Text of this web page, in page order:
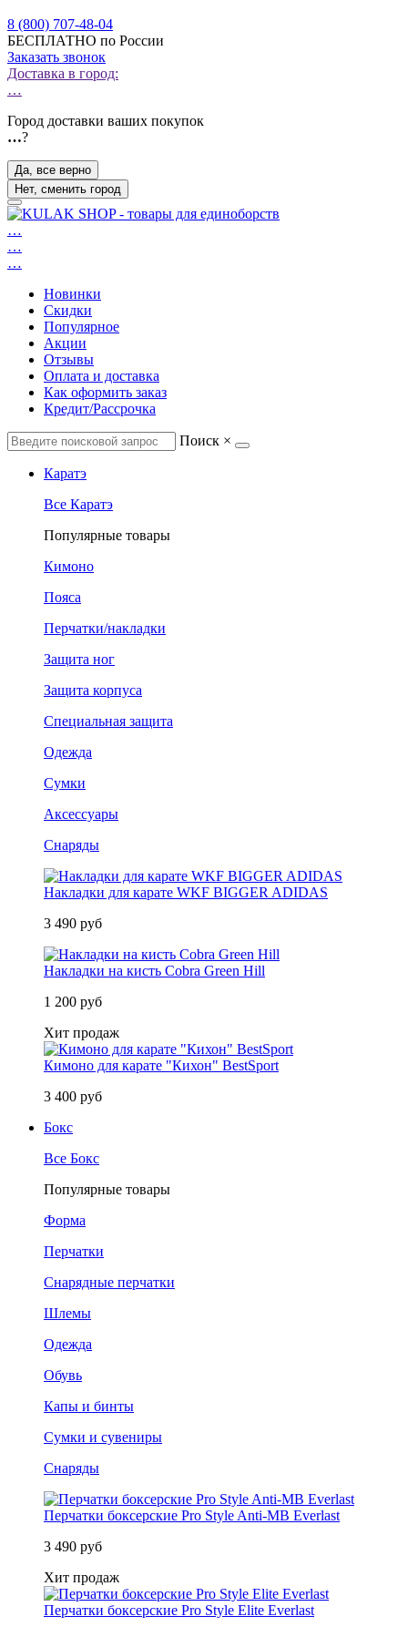
8 (800) 707-48-04
БЕСПЛАТНО по России
Заказать звонок
Доставка в город:
…
Город доставки ваших покупок
…?
Да, все верно
Нет, сменить город
…
…
…
Новинки
Скидки
Популярное
Акции
Отзывы
Оплата и доставка
Как оформить заказ
Кредит/Рассрочка
Поиск ×
Каратэ
Все Каратэ
Популярные товары
Кимоно
Пояса
Перчатки/накладки
Защита ног
Защита корпуса
Специальная защита
Одежда
Сумки
Аксессуары
Снаряды
Накладки для карате WKF BIGGER ADIDAS
3 490 руб
Накладки на кисть Cobra Green Hill
1 200 руб
Хит продаж
Кимоно для карате "Кихон" BestSport
3 400 руб
Бокс
Все Бокс
Популярные товары
Форма
Перчатки
Снарядные перчатки
Шлемы
Одежда
Обувь
Капы и бинты
Сумки и сувениры
Снаряды
Перчатки боксерские Pro Style Anti-MB Everlast
3 490 руб
Хит продаж
Перчатки боксерские Pro Style Elite Everlast